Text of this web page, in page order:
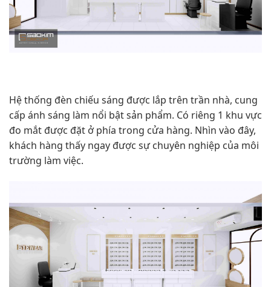
Hệ thống đèn chiếu sáng được lắp trên trần nhà, cung
cấp ánh sáng làm nổi bật sản phẩm. Có riêng 1 khu vực
đo mắt được đặt ở phía trong cửa hàng. Nhìn vào đây,
khách hàng thấy ngay được sự chuyên nghiệp của môi
trường làm việc.